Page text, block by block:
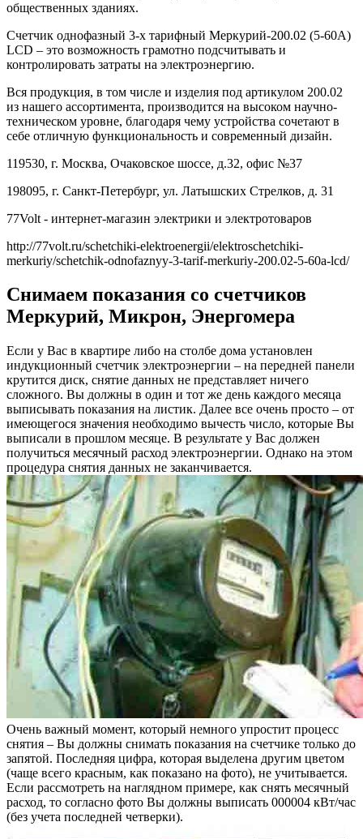
общественных зданиях.
Счетчик однофазный 3-х тарифный Меркурий-200.02 (5-60А)
LCD – это возможность грамотно подсчитывать и
контролировать затраты на электроэнергию.
Вся продукция, в том числе и изделия под артикулом 200.02
из нашего ассортимента, производится на высоком научно-
техническом уровне, благодаря чему устройства сочетают в
себе отличную функциональность и современный дизайн.
119530, г. Москва, Очаковское шоссе, д.32, офис №37
198095, г. Санкт-Петербург, ул. Латышских Стрелков, д. 31
77Volt - интернет-магазин электрики и электротоваров
http://77volt.ru/schetchiki-elektroenergii/elektroschetchiki-
merkuriy/schetchik-odnofaznyy-3-tarif-merkuriy-200.02-5-60a-lcd/
Снимаем показания со счетчиков
Меркурий, Микрон, Энергомера
Если у Вас в квартире либо на столбе дома установлен
индукционный счетчик электроэнергии – на передней панели
крутится диск, снятие данных не представляет ничего
сложного. Вы должны в один и тот же день каждого месяца
выписывать показания на листик. Далее все очень просто – от
имеющегося значения необходимо вычесть число, которые Вы
выписали в прошлом месяце. В результате у Вас должен
получиться месячный расход электроэнергии. Однако на этом
процедура снятия данных не заканчивается.
Очень важный момент, который немного упростит процесс
снятия – Вы должны снимать показания на счетчике только до
запятой. Последняя цифра, которая выделена другим цветом
(чаще всего красным, как показано на фото), не учитывается.
Если рассмотреть на наглядном примере, как снять месячный
расход, то согласно фото Вы должны выписать 000004 кВт/час
(без учета последней четверки).